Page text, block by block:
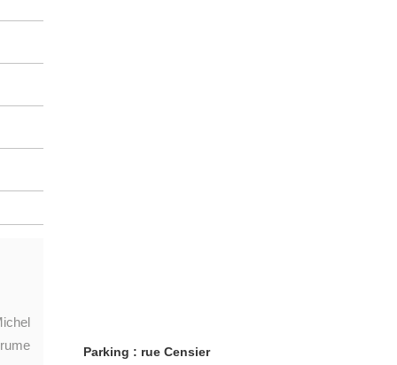
Parking : rue Censier